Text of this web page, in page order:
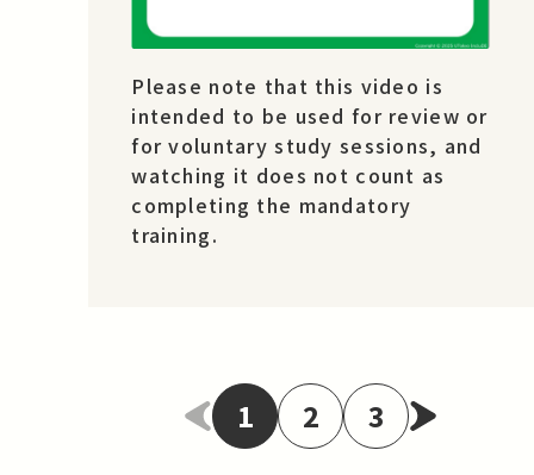
Please note that this video is
intended to be used for review or
for voluntary study sessions, and
watching it does not count as
completing the mandatory
training.
1 2 3